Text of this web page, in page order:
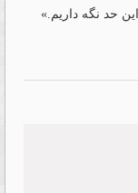
حد نگه داریم.»